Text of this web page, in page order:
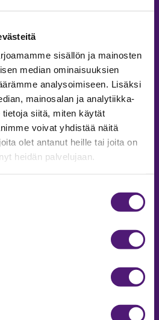
sisällön ja mainosten
median ominaisuuksien
analysoimiseen. Lisäksi
mainosalan ja analytiikka-
siitä, miten käytät
voivat yhdistää näitä
olet antanut heille tai joita on
heidän palvelujaan.
& Varaukset